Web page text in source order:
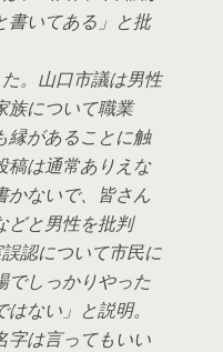
書いてある」と批
。山口市議は男性
族について職業
縁があることに触
稿は通常ありえな
かないで、皆さん
どと男性を批判
認について市民に
でしっかりやった
ない」と説明。
字は言ってもいい